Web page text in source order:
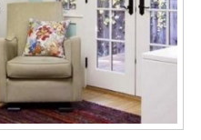
Окна под
горизонтальные
жалюзи